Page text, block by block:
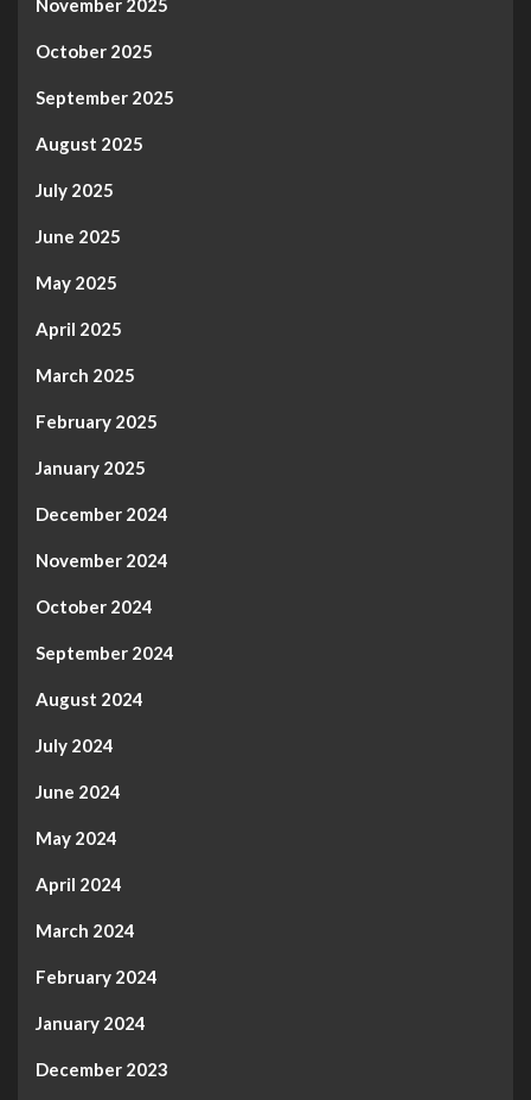
November 2025
October 2025
September 2025
August 2025
July 2025
June 2025
May 2025
April 2025
March 2025
February 2025
January 2025
December 2024
November 2024
October 2024
September 2024
August 2024
July 2024
June 2024
May 2024
April 2024
March 2024
February 2024
January 2024
December 2023